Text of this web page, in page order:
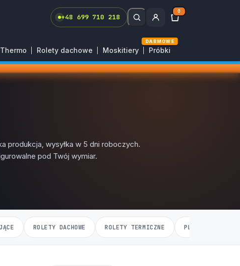
+48 699 710 218
0
Rolety dachowe Moskitiery Próbki
DARMOWE
produkcja, wysyłka w 5 dni roboczych.
pod Twój wymiar.
ROLETY DACHOWE ROLETY TERMICZNE PLISY